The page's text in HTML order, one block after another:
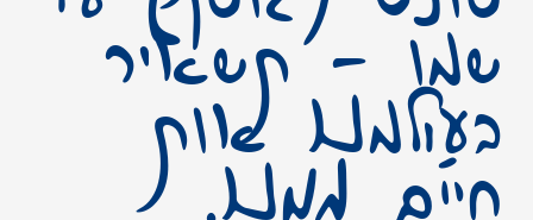
שמו – תשאירבעולמנו אות